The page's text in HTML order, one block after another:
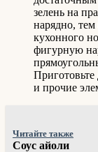
зелень на
нарядно,
кухонного
фигурную
и прочие
Читайте также
Соус айоли